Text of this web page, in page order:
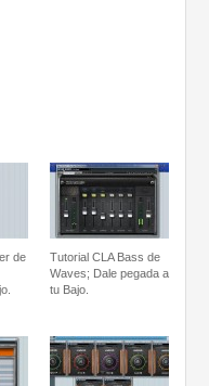
de
Tutorial CLA Bass de
Waves; Dale pegada a
tu Bajo.